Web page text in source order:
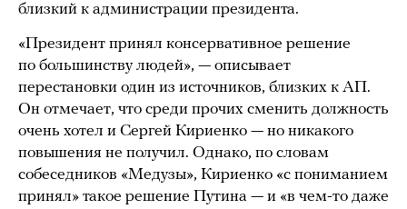
близкий к администрации президента.
«Президент принял консервативное решение
по большинству людей», — описывает
перестановки один из источников, близких к АП.
Он отмечает, что среди прочих сменить должность
очень хотел и Сергей Кириенко — но никакого
повышения не получил. Однако, по словам
собеседников «Медузы», Кириенко «с пониманием
принял» такое решение Путина — и «в чем-то даже